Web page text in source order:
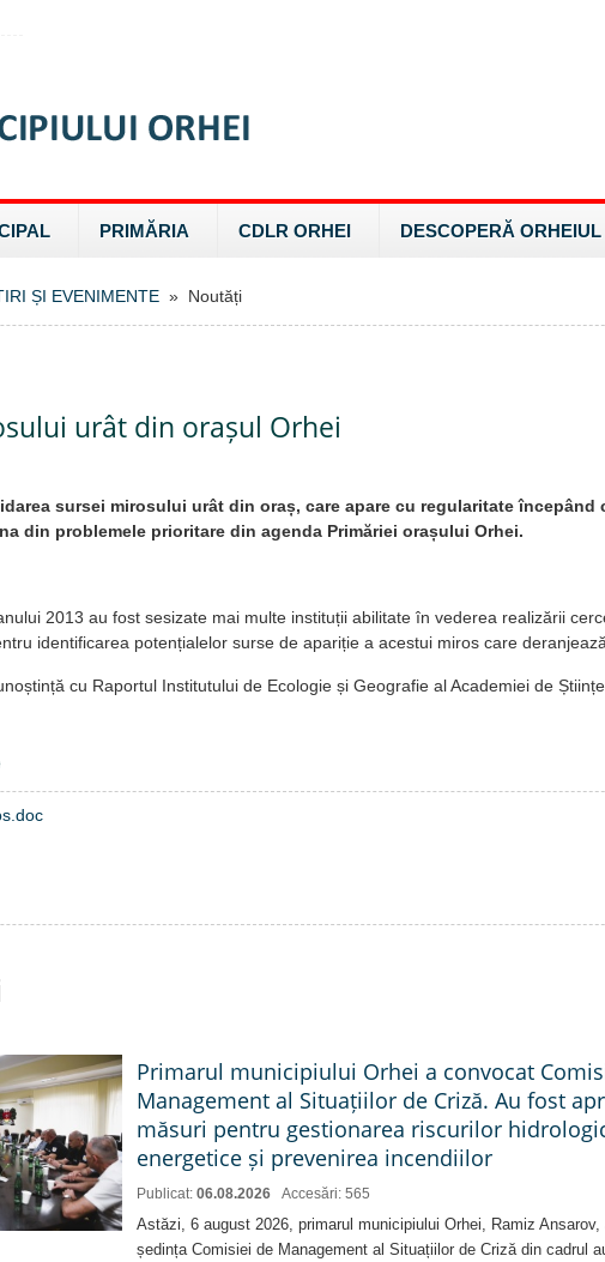
PRIMĂRIA CDLR ORHEI DESCOPERĂ ORHEIUL
ȘI EVENIMENTE » Noutăți
urât din orașul Orhei
sursei mirosului urât din oraș, care apare cu regularitate începând
din problemele prioritare din agenda Primăriei orașului Orhei.
2013 au fost sesizate mai multe instituții abilitate în vederea realizării
identificarea potențialelor surse de apariție a acestui miros care
cu Raportul Institutului de Ecologie și Geografie al Academiei de
Primarul municipiului Orhei a convocat
Management al Situațiilor de Criză. Au fost
măsuri pentru gestionarea riscurilor
energetice și prevenirea incendiilor
Publicat: 06.08.2026 Accesări: 565
Astăzi, 6 august 2026, primarul municipiului Orhei, Ramiz
ședința Comisiei de Management al Situațiilor de Criză din cadrul